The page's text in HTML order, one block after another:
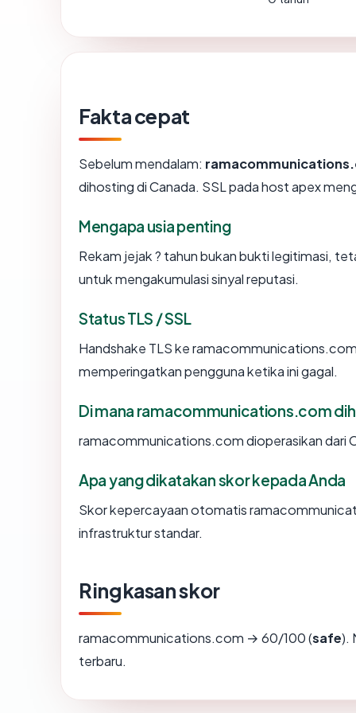
Fakta cepat
Sebelum mendalam:
dihosting di Canada. SSL pada host apex
Mengapa usia penting
Rekam jejak ? tahun bukan bukti legitimasi,
untuk mengakumulasi sinyal reputasi.
Status TLS / SSL
Handshake TLS ke
memperingatkan pengguna ketika ini gagal.
Di mana ramacommunications.com
ramacommunications.com dioperasikan dari
Apa yang dikatakan skor kepada Anda
Skor kepercayaan otomatis
infrastruktur standar.
Ringkasan skor
ramacommunications.com → 60/100 (safe).
terbaru.